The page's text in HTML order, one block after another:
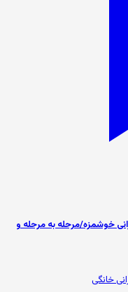
خوشمزه/مرحله به مرحله و